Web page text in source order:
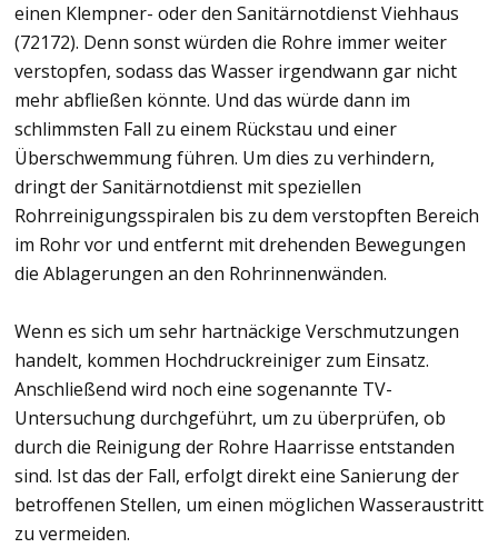
einen Klempner- oder den Sanitärnotdienst Viehhaus
(72172). Denn sonst würden die Rohre immer weiter
verstopfen, sodass das Wasser irgendwann gar nicht
mehr abfließen könnte. Und das würde dann im
schlimmsten Fall zu einem Rückstau und einer
Überschwemmung führen. Um dies zu verhindern,
dringt der Sanitärnotdienst mit speziellen
Rohrreinigungsspiralen bis zu dem verstopften Bereich
im Rohr vor und entfernt mit drehenden Bewegungen
die Ablagerungen an den Rohrinnenwänden.
Wenn es sich um sehr hartnäckige Verschmutzungen
handelt, kommen Hochdruckreiniger zum Einsatz.
Anschließend wird noch eine sogenannte TV-
Untersuchung durchgeführt, um zu überprüfen, ob
durch die Reinigung der Rohre Haarrisse entstanden
sind. Ist das der Fall, erfolgt direkt eine Sanierung der
betroffenen Stellen, um einen möglichen Wasseraustritt
zu vermeiden.